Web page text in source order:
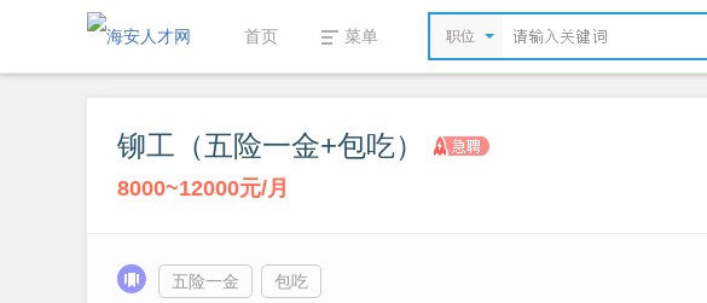
首页 菜单 职位
铆工（五险一金+包吃）
8000~12000元/月
五险一金 包吃